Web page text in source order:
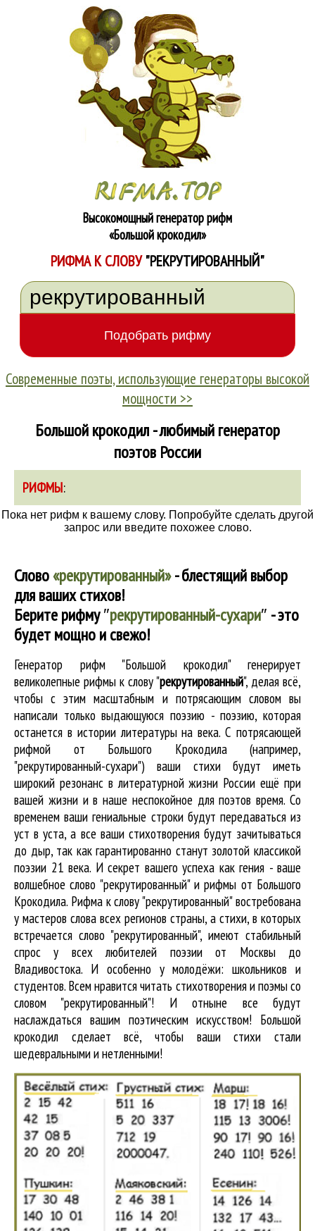
Высокомощный генератор рифм
«Большой крокодил»
РИФМА К СЛОВУ"РЕКРУТИРОВАННЫЙ"
Современные поэты, использующие генераторы высокой
мощности >>
Большой крокодил - любимый генератор
поэтов России
РИФМЫ:
Пока нет рифм к вашему слову. Попробуйте сделать другой
запрос или введите похожее слово.
Слово«рекрутированный»- блестящий выбор
для ваших стихов!
Берите рифму″рекрутированный-сухари″ - это
будет мощно и свежо!
Генератор рифм "Большой крокодил" генерирует
великолепные рифмы к слову "рекрутированный", делая всё,
чтобы с этим масштабным и потрясающим словом вы
написали только выдающуюся поэзию - поэзию, которая
останется в истории литературы на века. С потрясающей
рифмой от Большого Крокодила (например,
"рекрутированный-сухари") ваши стихи будут иметь
широкий резонанс в литературной жизни России ещё при
вашей жизни и в наше неспокойное для поэтов время. Со
временем ваши гениальные строки будут передаваться из
уст в уста, а все ваши стихотворения будут зачитываться
до дыр, так как гарантированно станут золотой классикой
поэзии 21 века. И секрет вашего успеха как гения - ваше
волшебное слово "рекрутированный" и рифмы от Большого
Крокодила. Рифма к слову "рекрутированный" востребована
у мастеров слова всех регионов страны, а стихи, в которых
встречается слово "рекрутированный", имеют стабильный
спрос у всех любителей поэзии от Москвы до
Владивостока. И особенно у молодёжи: школьников и
студентов. Всем нравится читать стихотворения и поэмы со
словом "рекрутированный"! И отныне все будут
наслаждаться вашим поэтическим искусством! Большой
крокодил cделает всё, чтобы ваши стихи стали
шедевральными и нетленными!